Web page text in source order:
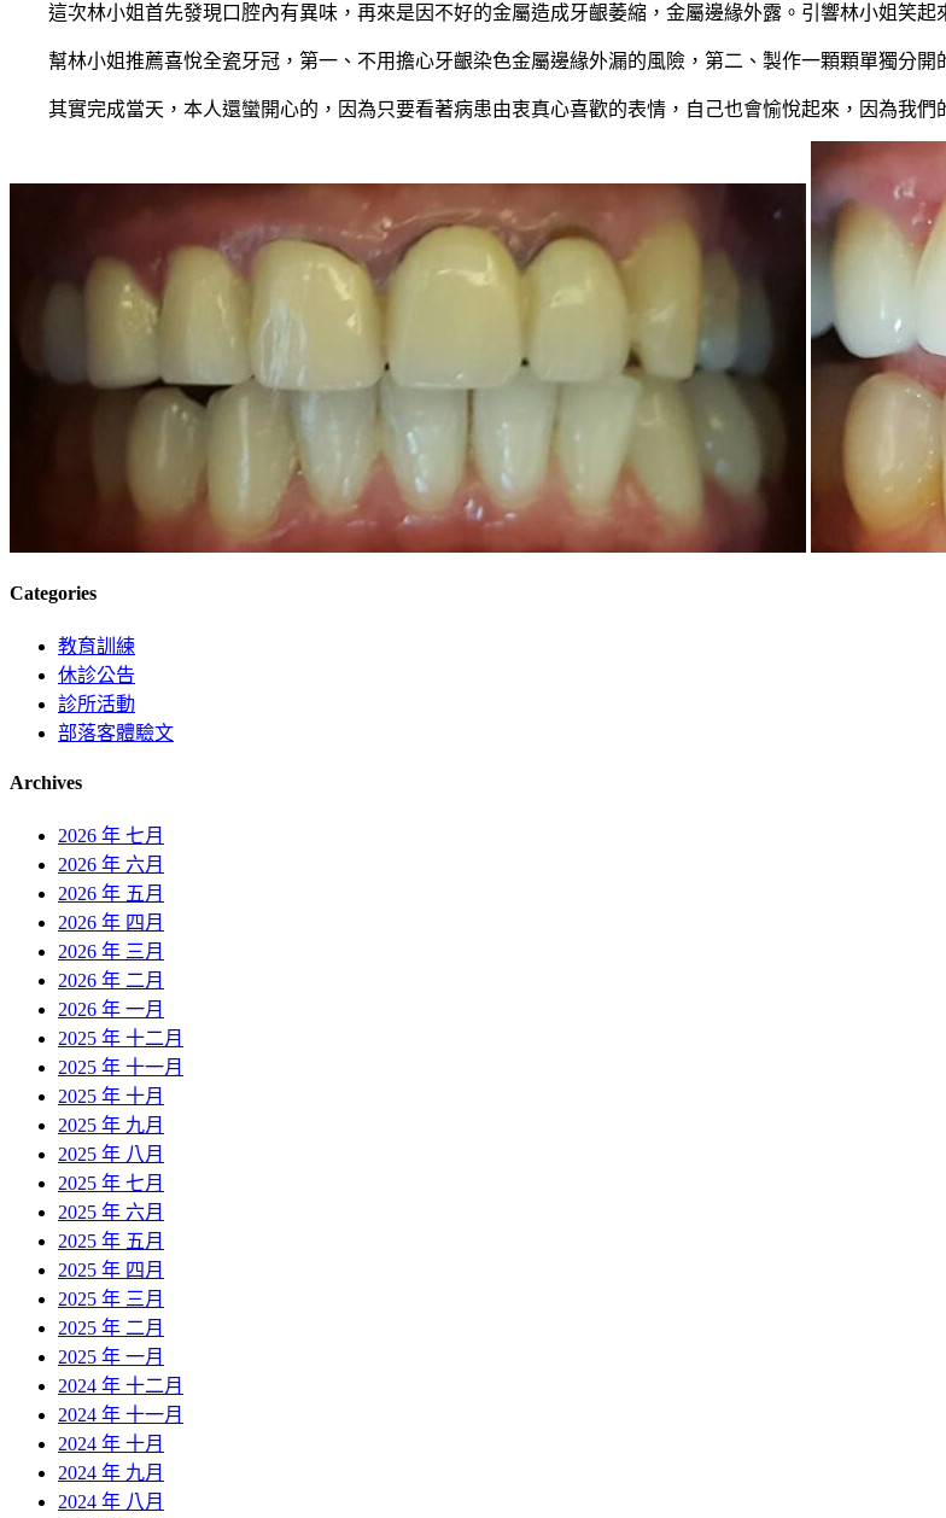
這次林小姐首先發現口腔內有異味，再來是因不好的金屬造成牙齦萎縮，金屬邊緣外露。引響林小姐笑起
幫林小姐推薦喜悅全瓷牙冠，第一、不用擔心牙齦染色金屬邊緣外漏的風險，第二、製作一顆顆單獨分開
其實完成當天，本人還蠻開心的，因為只要看著病患由衷真心喜歡的表情，自己也會愉悅起來，因為我們
Categories
教育訓練
休診公告
診所活動
部落客體驗文
Archives
2026 年 七月
2026 年 六月
2026 年 五月
2026 年 四月
2026 年 三月
2026 年 二月
2026 年 一月
2025 年 十二月
2025 年 十一月
2025 年 十月
2025 年 九月
2025 年 八月
2025 年 七月
2025 年 六月
2025 年 五月
2025 年 四月
2025 年 三月
2025 年 二月
2025 年 一月
2024 年 十二月
2024 年 十一月
2024 年 十月
2024 年 九月
2024 年 八月